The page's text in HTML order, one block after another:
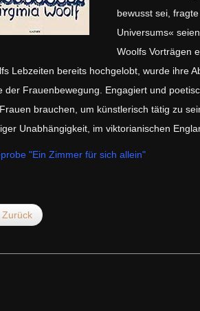
bewusst sei,
Universums«
Woolfs Vorträgen
Lebzeiten bereits hochgelobt, wurde ihre
der Frauenbewegung. Engagiert und
brauchen, um künstlerisch tätig zu
Unabhängigkeit, im viktorianischen
"Ein Zimmer für sich allein"
Zurück